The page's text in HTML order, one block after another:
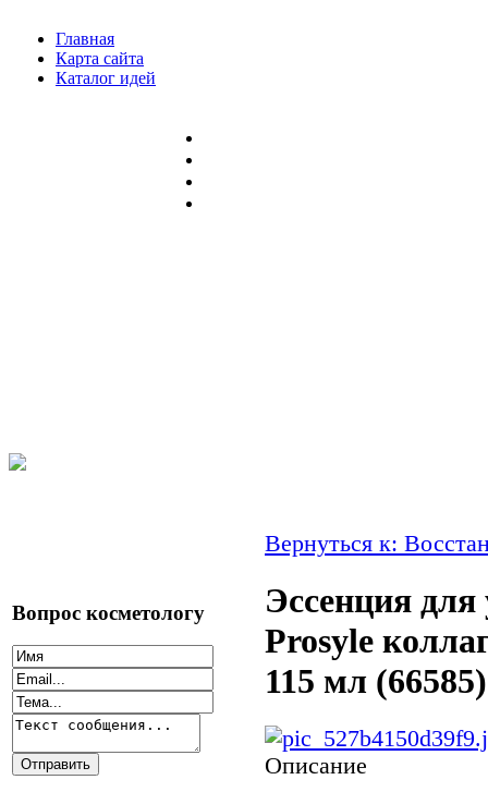
Главная
Карта сайта
Каталог идей
Вопрос косметологу
Вернуться к:
Эссенция для
Prosyle
115 мл (66585)
Описание